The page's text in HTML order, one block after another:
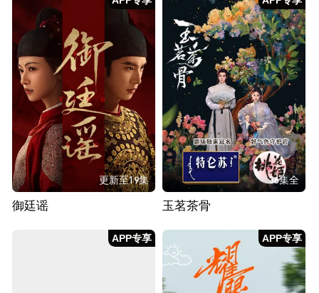
更新至19集
御廷谣
36集全
玉茗茶骨
APP专享 APP专享